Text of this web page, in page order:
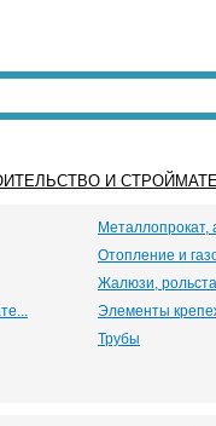
И
Металлопрокат,
Отопление и
Жалюзи,
Элементы
Трубы